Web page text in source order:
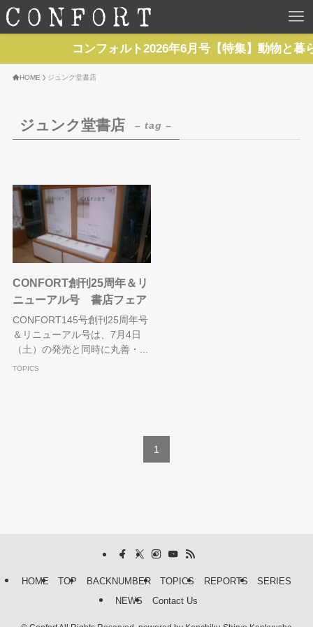
HOME
BACKNUMBER
REPORTS
SERIES
Contact Us
コンフォルト2026年6月号【特集】動物と
HOME ジュンク堂書店
ジュンク堂書店 – tag –
CONFORT創刊25周年＆リ
ニューアル号 書店フェア
CONFORT145号創刊25周年号
＆リニューアル号は、7月4日
（土）の発売と同時に丸善・...
TOPICS
1
HOME TOP BACKNUMBER TOPICS REPORTS
SERIES
NEWS
Contact Us